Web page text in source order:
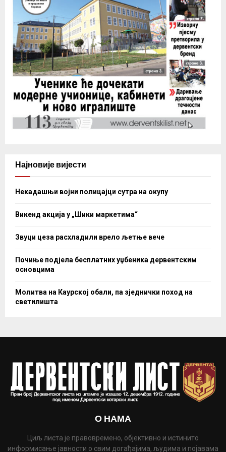
Најновије вијести
Некадашњи војни полицајци сутра на окупу
Викенд акција у „Шики маркетима“
Звуци цеза расхладили врело љетње вече
Почиње подјела бесплатних уџбеника дервентским
основцима
Молитва на Каурској обали, па зједнички поход на
светилишта
О НАМА
Циљ листа је правовремено, објективно и истинито
информисање јавности о свим догађајима, људима и појавама